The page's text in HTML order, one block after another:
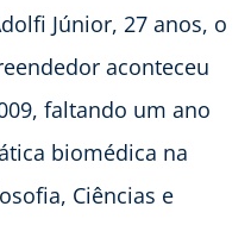
Júnior, 27 anos, o
aconteceu
faltando um ano
biomédica na
Ciências e